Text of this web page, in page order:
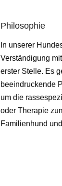
Philosophie
In unserer
Verständigung
erster Stelle. Es
beeindruckende
um die
oder Therapie
Familienhund